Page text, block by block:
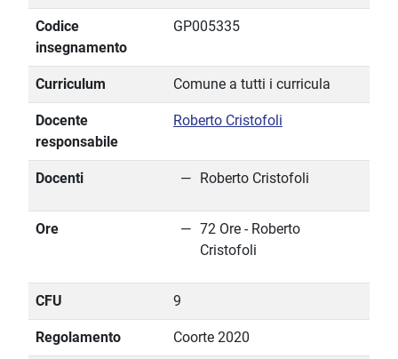
Codice
insegnamento
GP005335
Curriculum Comune a tutti i curricula
Docente
responsabile
Roberto Cristofoli
Docenti Roberto Cristofoli
Ore
72 Ore - Roberto
Cristofoli
CFU 9
Regolamento Coorte 2020